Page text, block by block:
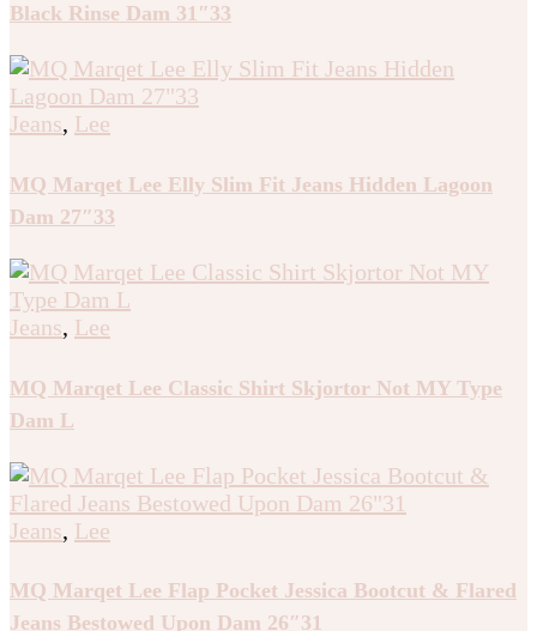
Black Rinse Dam 31″33
Jeans, Lee
MQ Marqet Lee Elly Slim Fit Jeans Hidden Lagoon
Dam 27″33
Jeans, Lee
MQ Marqet Lee Classic Shirt Skjortor Not MY Type
Dam L
Jeans, Lee
MQ Marqet Lee Flap Pocket Jessica Bootcut & Flared
Jeans Bestowed Upon Dam 26″31